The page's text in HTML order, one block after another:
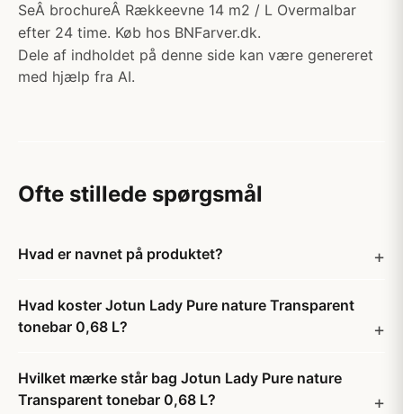
SeÂ brochureÂ Rækkeevne 14 m2 / L Overmalbar
efter 24 time. Køb hos BNFarver.dk.
Dele af indholdet på denne side kan være genereret
med hjælp fra AI.
Ofte stillede spørgsmål
Hvad er navnet på produktet?
Hvad koster Jotun Lady Pure nature Transparent
tonebar 0,68 L?
Hvilket mærke står bag Jotun Lady Pure nature
Transparent tonebar 0,68 L?